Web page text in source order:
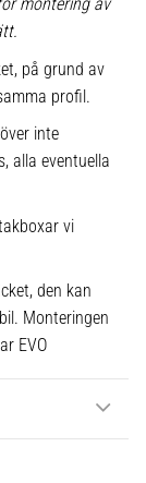
på grund av
profil.
inte
alla eventuella
vi
den kan
Monteringen
EVO